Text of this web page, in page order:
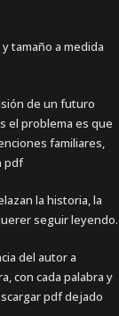
tamaño a medida
de un futuro
el problema es que
familiares,
pdf
la historia, la
seguir leyendo.
del autor a
con cada palabra y
pdf dejado